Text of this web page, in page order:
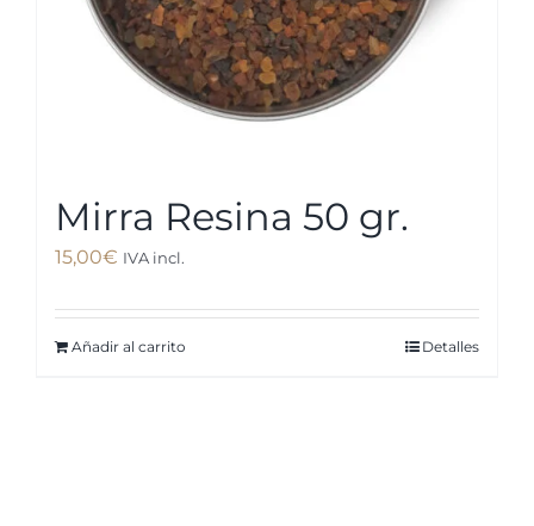
Mirra Resina 50 gr.
15,00€ IVA incl.
Añadir al carrito Detalles